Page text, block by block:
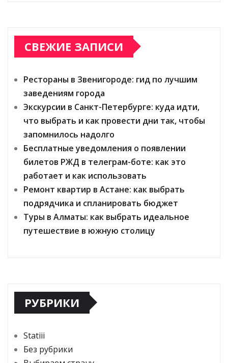
СВЕЖИЕ ЗАПИСИ
Рестораны в Звенигороде: гид по лучшим
заведениям города
Экскурсии в Санкт-Петербурге: куда идти,
что выбрать и как провести дни так, чтобы
запомнилось надолго
Бесплатные уведомления о появлении
билетов РЖД в телеграм-боте: как это
работает и как использовать
Ремонт квартир в Астане: как выбрать
подрядчика и спланировать бюджет
Туры в Алматы: как выбрать идеальное
путешествие в южную столицу
РУБРИКИ
Statiii
Без рубрики